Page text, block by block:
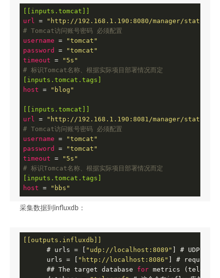
[[inputs.tomcat]]
url =
"http://192.168.1.190:8080/manager/status/
# Tomcat访问账号密码 必须配置
username =
"tomcat"
password =
"tomcat"
timeout =
"5s"
# 标识Tomcat名称、根据实际项目部署情况而定
[inputs.tomcat.tags]
host = "blog"
[[inputs.tomcat]]
url =
"http://192.168.1.190:8081/manager/status/
# Tomcat访问账号密码 必须配置
username =
"tomcat"
password =
"tomcat"
timeout =
"5s"
# 标识Tomcat名称、根据实际项目部署情况而定
[inputs.tomcat.tags]
host = "bbs"
采集数据到influxdb：
[[outputs.influxdb]]
      # urls = [
"udp://localhost:8089" ] # UDP
      urls = [
"http://localhost:8086" ] # required
      ## The target database
for metrics